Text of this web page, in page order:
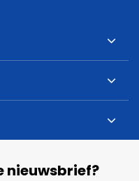
nieuwsbrief?